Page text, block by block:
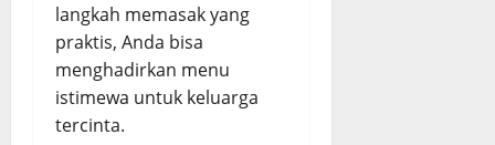
langkah memasak yang
praktis, Anda bisa
menghadirkan menu
istimewa untuk keluarga
tercinta.